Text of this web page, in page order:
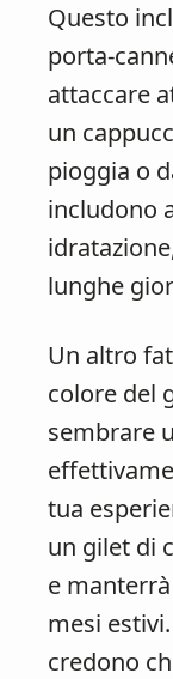
Questo
porta-
attaccare
un
pioggia o
includono
lunghe
Un altro
colore del
sembrare
tua
un gilet di
e
mesi
credono